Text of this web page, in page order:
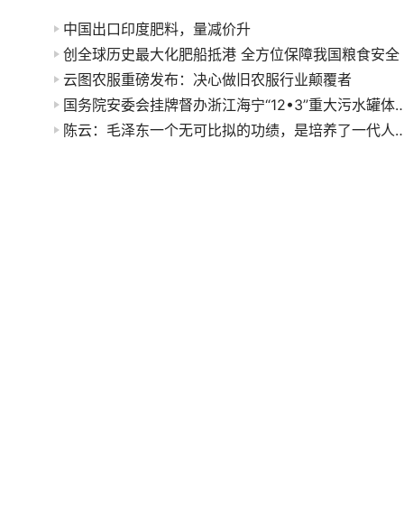
中国出口印度肥料，量减价升
创全球历史最大化肥船抵港 全方位保障我国粮食安全
云图农服重磅发布：决心做旧农服行业颠覆者
国务院安委会挂牌督办浙江海宁
陈云：毛泽东一个无可比拟的功绩，是培养了一代